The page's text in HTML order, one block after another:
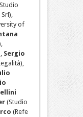
of
Sergio
(Studio
(Refe